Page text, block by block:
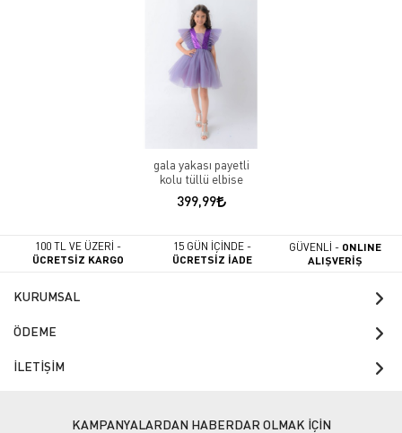
gala yakası payetli
kolu tüllü elbise
399,99
100 TL VE ÜZERİ -
ÜCRETSİZ KARGO
15 GÜN İÇİNDE -
ÜCRETSİZ İADE
GÜVENLİ - ONLINE
ALIŞVERİŞ
KURUMSAL
ÖDEME
İLETİŞİM
KAMPANYALARDAN HABERDAR OLMAK İÇİN